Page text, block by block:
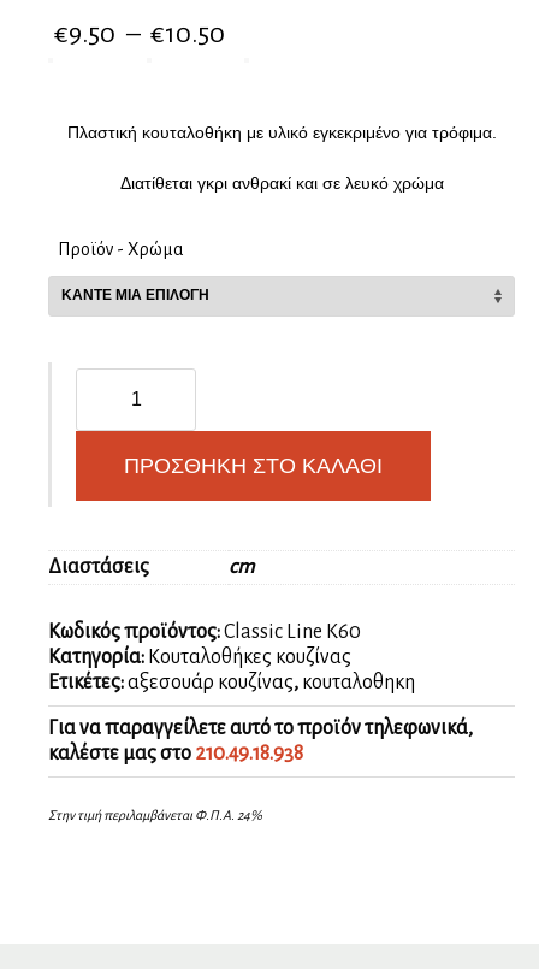
€9.50 – €10.50
Πλαστική κουταλοθήκη με υλικό εγκεκριμένο για τρόφιμα.
Διατίθεται γκρι ανθρακί και σε λευκό χρώμα
Προϊόν - Χρώμα
Κουταλοθήκη
60cm
ΠΡΟΣΘΉΚΗ ΣΤΟ ΚΑΛΆΘΙ
Διαστάσεις cm
Κωδικός προϊόντος:Classic Line Κ60
Κατηγορία: Κουταλοθήκες κουζίνας
Ετικέτες:αξεσουάρ κουζίνας, κουταλοθηκη
Για να παραγγείλετε αυτό το προϊόν τηλεφωνικά,
καλέστε μας στο 210.49.18.938
Στην τιμή περιλαμβάνεται Φ.Π.Α. 24%